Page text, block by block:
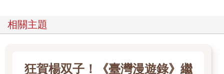
相關主題
狂賀楊双子！《臺灣漫遊錄》繼